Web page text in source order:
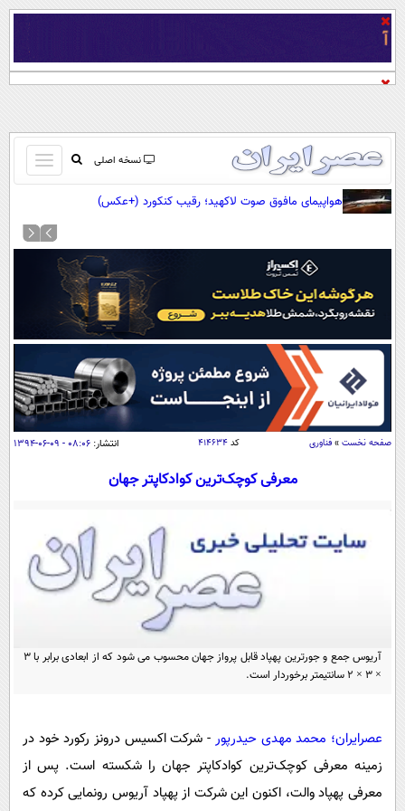
نسخه اصلی
باز
و
کردن
صفحه اول
آرشیو
نظرسنجی
آب و هوا
اوقات شرعی
سواد زندگی
اقتصاد
اقتصادی
جامعه
حوادث
یک برش دانایی
بین الملل
علم و دانش
علمی
گوناگون
سیاست
خواندنی ها و دیدنی ها
آموزش زبان
هواپیمای مافوق صوت لاکهید؛ رقیب کنکورد (+عکس)
صفحه نخست » فناوری کد۴۱۴۶۳۴ انتشار: ۰۸:۰۶ - ۰۹-۰۶-۱۳۹۴
معرفی کوچک‌ترین کوادکاپتر جهان
آریوس جمع و جورترین پهپاد قابل پرواز جهان محسوب می شود که از ابعادی برابر با 3
× 3 × 2 سانتیمتر برخوردار است.
عصرایران؛ محمد مهدی حیدرپور - شرکت اکسیس درونز رکورد خود در
زمینه معرفی کوچک‌ترین کوادکاپتر جهان را شکسته است. پس از
معرفی پهپاد والت، اکنون این شرکت از پهپاد آریوس رونمایی کرده که